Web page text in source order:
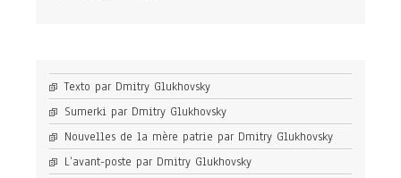
Texto par Dmitry Glukhovsky
Sumerki par Dmitry Glukhovsky
Nouvelles de la mère patrie par Dmitry Glukhovsky
L’avant-poste par Dmitry Glukhovsky